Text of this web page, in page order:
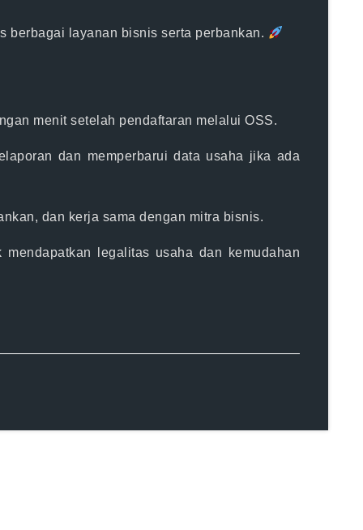
berbagai layanan bisnis serta perbankan.
menit setelah pendaftaran melalui OSS.
dan memperbarui data usaha jika ada
dan kerja sama dengan mitra bisnis.
legalitas usaha dan kemudahan